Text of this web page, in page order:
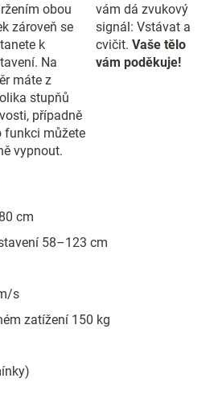
obou
zároveň se
k
Na
máte z
stupňů
případně
funkci můžete
vypnout.
vám dá zvukový
signál: Vstávat a
cvičit.Vaše tělo
vám poděkuje!
cm
58–123 cm
s
zatížení 150 kg